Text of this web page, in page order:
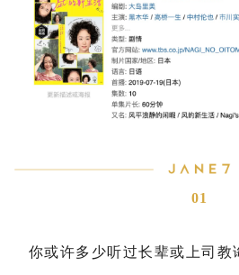
01
你或许多少听过长辈或上司教